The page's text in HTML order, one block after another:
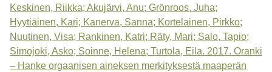
Keskinen, Riikka; Akujärvi, Anu; Grönroos, Juha;
Hyytiäinen, Kari; Kanerva, Sanna; Kortelainen, Pirkko;
Nuutinen, Visa; Rankinen, Katri; Räty, Mari; Salo, Tapio;
Simojoki, Asko; Soinne, Helena; Turtola, Eila. 2017. Oranki
– Hanke orgaanisen aineksen merkityksestä maaperän